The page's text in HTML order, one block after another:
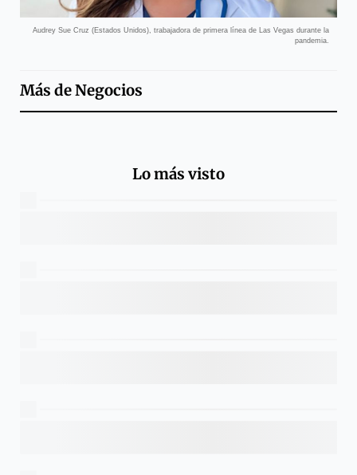
Audrey Sue Cruz (Estados Unidos), trabajadora de primera línea de Las Vegas durante la
pandemia.
Más deNegocios
Lo más visto